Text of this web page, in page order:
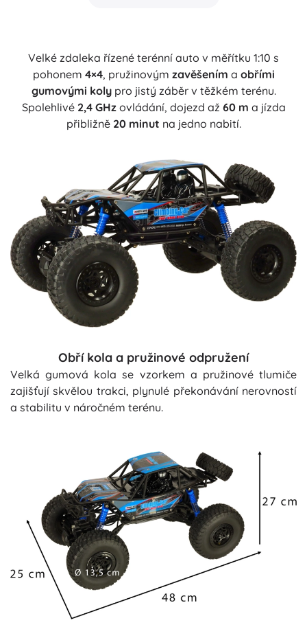
Velké zdaleka řízené terénní auto v měřítku 1:10 s
pohonem 4×4, pružinovým zavěšením a obřími
gumovými kolypro jistý záběr v těžkém terénu.
Spolehlivé 2,4 GHzovládání, dojezd až 60 m a jízda
přibližně 20 minut na jedno nabití.
Obří kola a pružinové odpružení
Velká gumová kola se vzorkem a pružinové tlumiče
zajišťují skvělou trakci, plynulé překonávání nerovností
a stabilitu v náročném terénu.